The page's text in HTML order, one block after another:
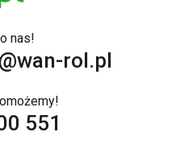
nas!
rol.pl
551